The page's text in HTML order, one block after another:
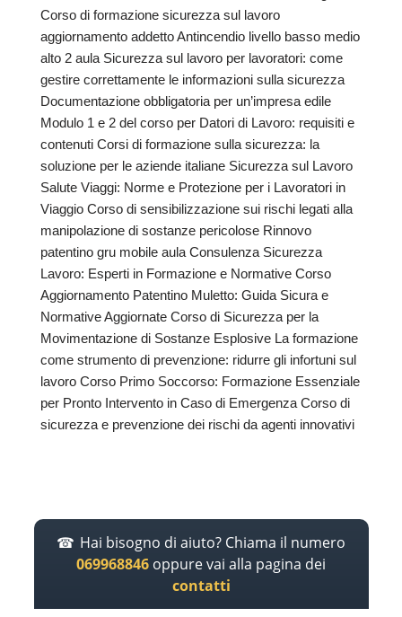
Corso di formazione sicurezza sul lavoro
aggiornamento addetto Antincendio livello basso medio
alto 2 aula Sicurezza sul lavoro per lavoratori: come
gestire correttamente le informazioni sulla sicurezza
Documentazione obbligatoria per un’impresa edile
Modulo 1 e 2 del corso per Datori di Lavoro: requisiti e
contenuti Corsi di formazione sulla sicurezza: la
soluzione per le aziende italiane Sicurezza sul Lavoro
Salute Viaggi: Norme e Protezione per i Lavoratori in
Viaggio Corso di sensibilizzazione sui rischi legati alla
manipolazione di sostanze pericolose Rinnovo
patentino gru mobile aula Consulenza Sicurezza
Lavoro: Esperti in Formazione e Normative Corso
Aggiornamento Patentino Muletto: Guida Sicura e
Normative Aggiornate Corso di Sicurezza per la
Movimentazione di Sostanze Esplosive La formazione
come strumento di prevenzione: ridurre gli infortuni sul
lavoro Corso Primo Soccorso: Formazione Essenziale
per Pronto Intervento in Caso di Emergenza Corso di
sicurezza e prevenzione dei rischi da agenti innovativi
Hai bisogno di aiuto? Chiama il numero
069968846 oppure vai alla pagina dei
contatti